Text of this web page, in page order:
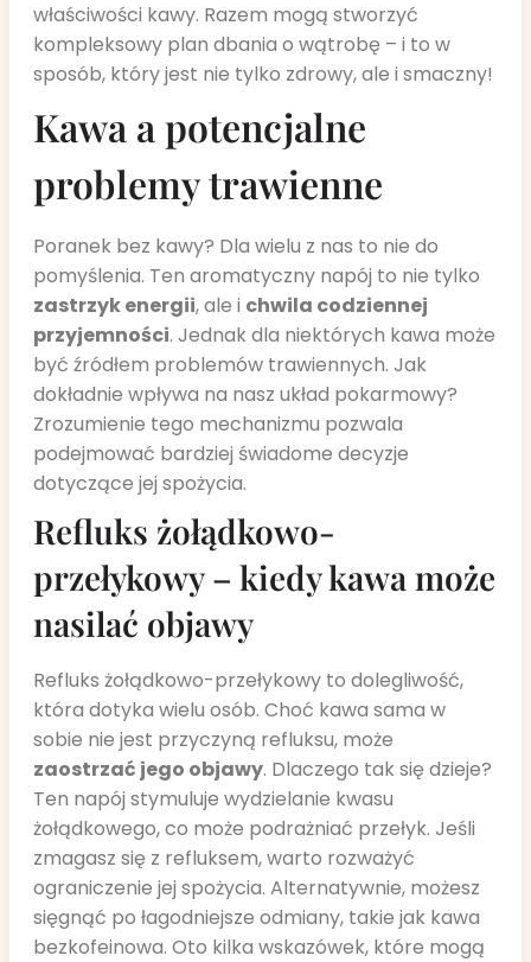
właściwości kawy. Razem mogą stworzyć
kompleksowy plan dbania o wątrobę – i to w
sposób, który jest nie tylko zdrowy, ale i smaczny!
Kawa a potencjalne
problemy trawienne
Poranek bez kawy? Dla wielu z nas to nie do
pomyślenia. Ten aromatyczny napój to nie tylko
zastrzyk energii, ale i chwila codziennej
przyjemności. Jednak dla niektórych kawa może
być źródłem problemów trawiennych. Jak
dokładnie wpływa na nasz układ pokarmowy?
Zrozumienie tego mechanizmu pozwala
podejmować bardziej świadome decyzje
dotyczące jej spożycia.
Refluks żołądkowo-
przełykowy – kiedy kawa może
nasilać objawy
Refluks żołądkowo-przełykowy to dolegliwość,
która dotyka wielu osób. Choć kawa sama w
sobie nie jest przyczyną refluksu, może
zaostrzać jego objawy. Dlaczego tak się dzieje?
Ten napój stymuluje wydzielanie kwasu
żołądkowego, co może podrażniać przełyk. Jeśli
zmagasz się z refluksem, warto rozważyć
ograniczenie jej spożycia. Alternatywnie, możesz
sięgnąć po łagodniejsze odmiany, takie jak kawa
bezkofeinowa. Oto kilka wskazówek, które mogą